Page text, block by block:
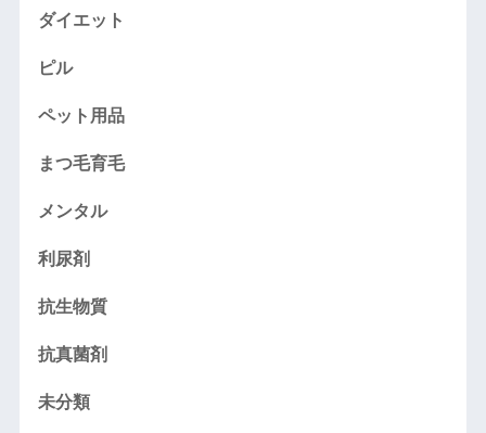
ダイエット
ピル
ペット用品
まつ毛育毛
メンタル
利尿剤
抗生物質
抗真菌剤
未分類